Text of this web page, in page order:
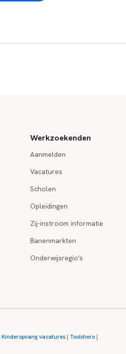
Werkzoekenden
Aanmelden
Vacatures
Scholen
Opleidingen
Zij-instroom informatie
Banenmarkten
Onderwijsregio's
Kinderopvang vacatures| Toolshero|